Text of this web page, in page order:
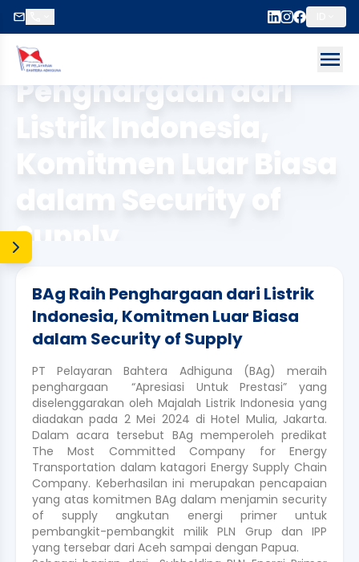
menu
Beranda
BAg Raih
Penghargaan dari
Listrik Indonesia,
Komitmen Luar Biasa
dalam Security of
Supply
BAg Raih Penghargaan dari Listrik
Indonesia, Komitmen Luar Biasa
dalam Security of Supply
PT Pelayaran Bahtera Adhiguna (BAg) meraih
penghargaan “Apresiasi Untuk Prestasi” yang
diselenggarakan oleh Majalah Listrik Indonesia yang
diadakan pada 2 Mei 2024 di Hotel Mulia, Jakarta.
Dalam acara tersebut BAg memperoleh predikat
The Most Committed Company for Energy
Transportation dalam katagori Energy Supply Chain
Company. Keberhasilan ini merupakan pencapaian
yang atas komitmen BAg dalam menjamin security
of supply angkutan energi primer untuk
pembangkit-pembangkit milik PLN Grup dan IPP
yang tersebar dari Aceh sampai dengan Papua.